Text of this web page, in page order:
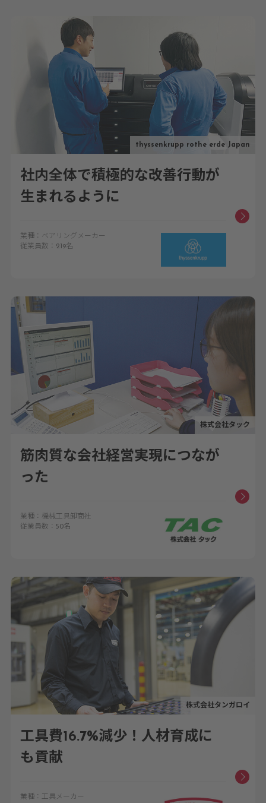
thyssenkrupp rothe erde Japan
社内全体で積極的な改善行動が
生まれるように
業種：ベアリングメーカー
従業員数：219名
株式会社タック
筋肉質な会社経営実現につなが
った
業種：機械工具卸商社
従業員数：50名
株式会社タンガロイ
工具費16.7%減少！人材育成に
も貢献
業種：工具メーカー